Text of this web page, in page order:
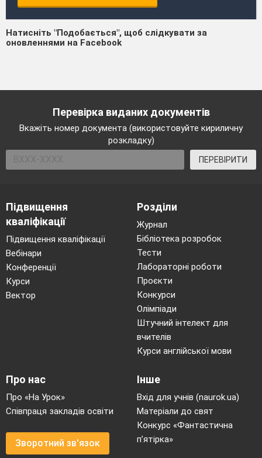
Натисніть "Подобається", щоб слідкувати за
оновленнями на Facebook
Перевірка виданих документів
Вкажіть номер документа (використовуйте кириличну
розкладку)
ПЕРЕВІРИТИ
Підвищення
кваліфікації
Підвищення кваліфікації
Вебінари
Конференції
Курси
Вектор
Розділи
Журнал
Бібліотека розробок
Тести
Лабораторні роботи
Проєкти
Конкурси
Олімпіади
Штучний інтелект для
вчителів
Курси англійської мови
Про нас
Про «На Урок»
Співпраця закладів освіти
Зворотний зв'язок
Інше
Вхід для учнів (naurok.ua)
Матеріали до свят
Конкурс «Фантастична
п’ятірка»